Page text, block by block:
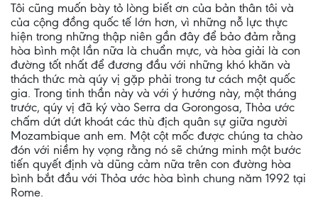
Tôi cũng muốn bày tỏ lòng biết ơn của bản thân tôi và
của cộng đồng quốc tế lớn hơn, vì những nỗ lực thực
hiện trong những thập niên gần đây để bảo đảm rằng
hòa bình một lần nữa là chuẩn mực, và hòa giải là con
đường tốt nhất để đương đầu với những khó khăn và
thách thức mà qúy vị gặp phải trong tư cách một quốc
gia. Trong tinh thần này và với ý hướng này, một tháng
trước, qúy vị đã ký vào Serra da Gorongosa, Thỏa ước
chấm dứt dứt khoát các thù địch quân sự giữa người
Mozambique anh em. Một cột mốc được chúng ta chào
đón với niềm hy vọng rằng nó sẽ chứng minh một bước
tiến quyết định và dũng cảm nữa trên con đường hòa
bình bắt đầu với Thỏa ước hòa bình chung năm 1992 tại
Rome.